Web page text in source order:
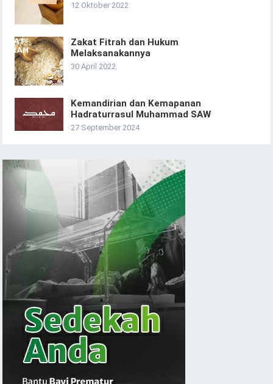
12 Oktober 2022
Zakat Fitrah dan Hukum
Melaksanakannya
30 April 2022
Kemandirian dan Kemapanan
Hadraturrasul Muhammad SAW
27 September 2024